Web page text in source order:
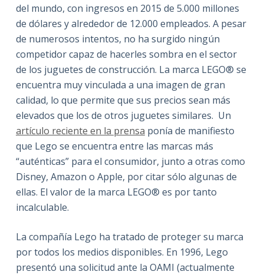
del mundo, con ingresos en 2015 de 5.000 millones
de dólares y alrededor de 12.000 empleados. A pesar
de numerosos intentos, no ha surgido ningún
competidor capaz de hacerles sombra en el sector
de los juguetes de construcción. La marca LEGO® se
encuentra muy vinculada a una imagen de gran
calidad, lo que permite que sus precios sean más
elevados que los de otros juguetes similares. Un
artículo reciente en la prensa ponía de manifiesto
que Lego se encuentra entre las marcas más
“auténticas” para el consumidor, junto a otras como
Disney, Amazon o Apple, por citar sólo algunas de
ellas. El valor de la marca LEGO® es por tanto
incalculable.
La compañía Lego ha tratado de proteger su marca
por todos los medios disponibles. En 1996, Lego
presentó una solicitud ante la OAMI (actualmente